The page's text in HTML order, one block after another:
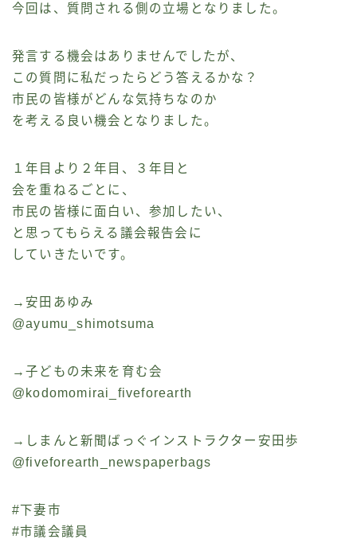
今回は、質問される側の立場となりました。
発言する機会はありませんでしたが、
この質問に私だったらどう答えるかな？
市民の皆様がどんな気持ちなのか
を考える良い機会となりました。
１年目より２年目、３年目と
会を重ねるごとに、
市民の皆様に面白い、参加したい、
と思ってもらえる議会報告会に
していきたいです。
→安田あゆみ
@ayumu_shimotsuma
→子どもの未来を育む会
@kodomomirai_fiveforearth
→しまんと新聞ばっぐインストラクター安田歩
@fiveforearth_newspaperbags
#下妻市
#市議会議員